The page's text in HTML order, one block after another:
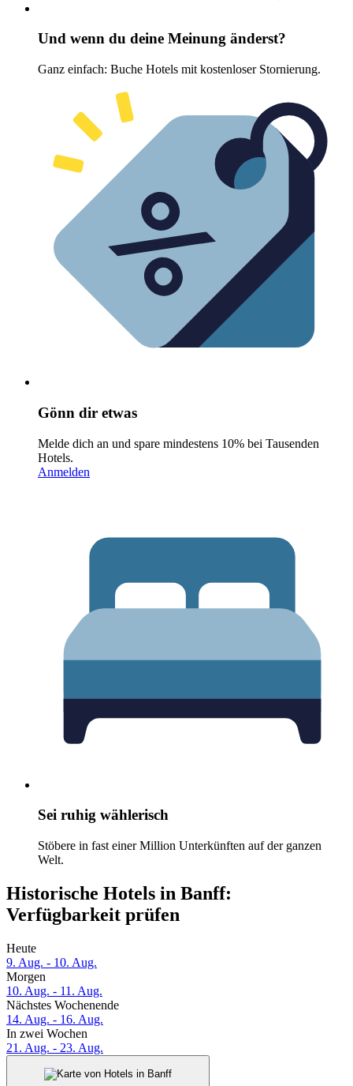
Und wenn du deine Meinung änderst?
Ganz einfach: Buche Hotels mit kostenloser Stornierung.
Gönn dir etwas
Melde dich an und spare mindestens 10% bei Tausenden
Hotels.
Anmelden
Sei ruhig wählerisch
Stöbere in fast einer Million Unterkünften auf der ganzen
Welt.
Historische Hotels in Banff:
Verfügbarkeit prüfen
Heute
9. Aug. - 10. Aug.
Morgen
10. Aug. - 11. Aug.
Nächstes Wochenende
14. Aug. - 16. Aug.
In zwei Wochen
21. Aug. - 23. Aug.